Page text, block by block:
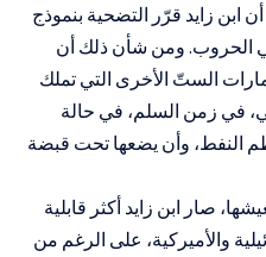
ابن زايد قرّر التضحية بنموذج
الحروب. ومن شأن ذلك أن
الستّ الأخرى التي تملك
في زمن السلم، في حالة
النفط، وأن يضعها تحت قبضة
صار ابن زايد أكثر قابلية
والأميركية، على الرغم من